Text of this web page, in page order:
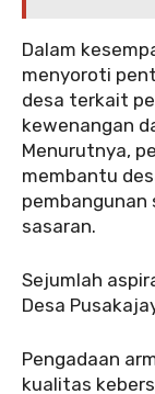
Dalam
menyoroti
desa terkait
kewenangan
Menurutnya,
membantu
sasaran.
Sejumlah
Desa
Pengadaan
kualitas